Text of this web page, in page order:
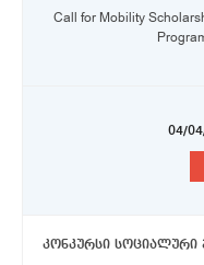
Call for Mobility
04/